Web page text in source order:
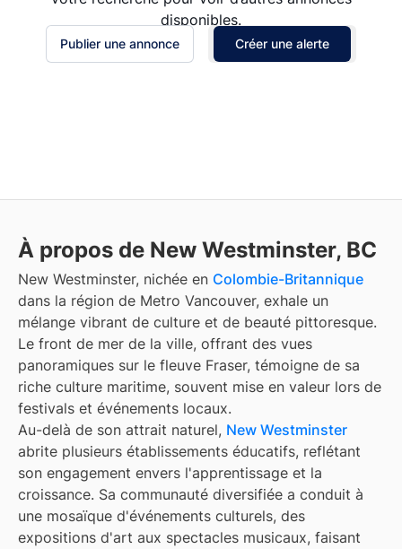
disponibles.
Publier une annonce Créer une alerte
À propos de New Westminster, BC
New Westminster, nichée en Colombie-Britannique
dans la région de Metro Vancouver, exhale un
mélange vibrant de culture et de beauté pittoresque.
Le front de mer de la ville, offrant des vues
panoramiques sur le fleuve Fraser, témoigne de sa
riche culture maritime, souvent mise en valeur lors de
festivals et événements locaux.
Au-delà de son attrait naturel, New Westminster
abrite plusieurs établissements éducatifs, reflétant
son engagement envers l'apprentissage et la
croissance. Sa communauté diversifiée a conduit à
une mosaïque d'événements culturels, des
expositions d'art aux spectacles musicaux, faisant